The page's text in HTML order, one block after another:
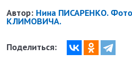
Автор: Нина ПИСАРЕНКО.
КЛИМОВИЧА.
Поделиться: